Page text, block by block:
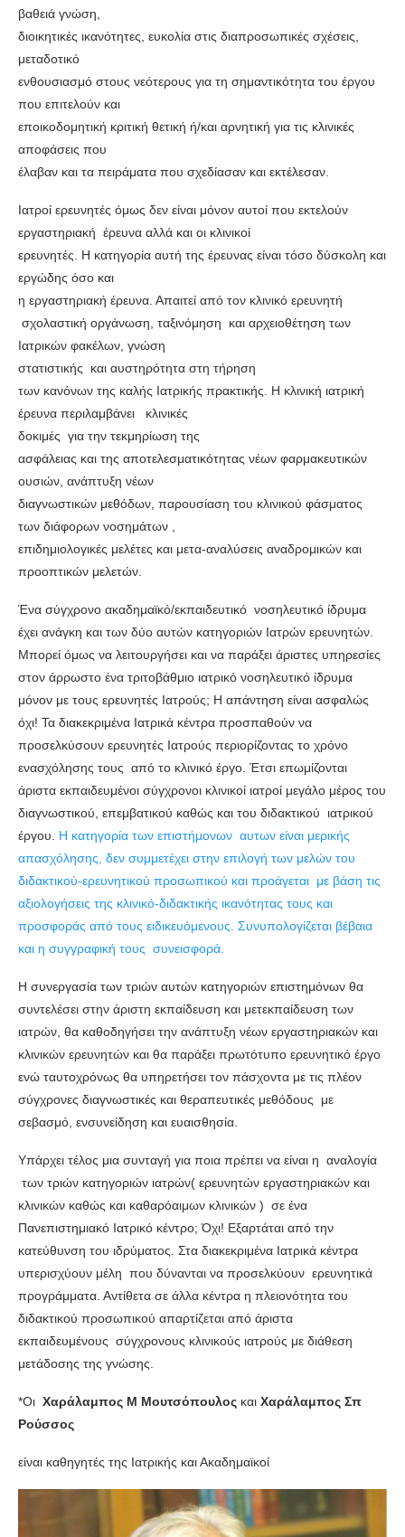
βαθειά γνώση,
διοικητικές ικανότητες, ευκολία στις διαπροσωπικές σχέσεις,
μεταδοτικό
ενθουσιασμό στους νεότερους για τη σημαντικότητα του έργου
που επιτελούν και
εποικοδομητική κριτική θετική ή/και αρνητική για τις κλινικές
αποφάσεις που
έλαβαν και τα πειράματα που σχεδίασαν και εκτέλεσαν.
Ιατροί ερευνητές όμως δεν είναι μόνον αυτοί που εκτελούν
εργαστηριακή έρευνα αλλά και οι κλινικοί
ερευνητές. Η κατηγορία αυτή της έρευνας είναι τόσο δύσκολη και
εργώδης όσο και
η εργαστηριακή έρευνα. Απαιτεί από τον κλινικό ερευνητή
σχολαστική οργάνωση, ταξινόμηση και αρχειοθέτηση των
Ιατρικών φακέλων, γνώση
στατιστικής και αυστηρότητα στη τήρηση
των κανόνων της καλής Ιατρικής πρακτικής. Η κλινική ιατρική
έρευνα περιλαμβάνει κλινικές
δοκιμές για την τεκμηρίωση της
ασφάλειας και της αποτελεσματικότητας νέων φαρμακευτικών
ουσιών, ανάπτυξη νέων
διαγνωστικών μεθόδων, παρουσίαση του κλινικού φάσματος
των διάφορων νοσημάτων ,
επιδημιολογικές μελέτες και μετα-αναλύσεις αναδρομικών και
προοπτικών μελετών.
Ένα σύγχρονο ακαδημαϊκό/εκπαιδευτικό νοσηλευτικό ίδρυμα
έχει ανάγκη και των δύο αυτών κατηγοριών Ιατρών ερευνητών.
Μπορεί όμως να λειτουργήσει και να παράξει άριστες υπηρεσίες
στον άρρωστο ένα τριτοβάθμιο ιατρικό νοσηλευτικό ίδρυμα
μόνον με τους ερευνητές Ιατρούς; Η απάντηση είναι ασφαλώς
όχι! Τα διακεκριμένα Ιατρικά κέντρα προσπαθούν να
προσελκύσουν ερευνητές Ιατρούς περιορίζοντας το χρόνο
ενασχόλησης τους από το κλινικό έργο. Έτσι επωμίζονται
άριστα εκπαιδευμένοι σύγχρονοι κλινικοί ιατροί μεγάλο μέρος του
διαγνωστικού, επεμβατικού καθώς και του διδακτικού ιατρικού
έργου. H κατηγορία των επιστήμονων αυτων είναι μερικής
απασχόλησης, δεν συμμετέχει στην επιλογή των μελών του
διδακτικού-ερευνητικού προσωπικού και προάγεται με βάση τις
αξιολογήσεις της κλινικό-διδακτικής ικανότητας τους και
προσφοράς από τους ειδικευόμενους. Συνυπολογίζεται βέβαια
και η συγγραφική τους συνεισφορά.
Η συνεργασία των τριών αυτών κατηγοριών επιστημόνων θα
συντελέσει στην άριστη εκπαίδευση και μετεκπαίδευση των
ιατρών, θα καθοδηγήσει την ανάπτυξη νέων εργαστηριακών και
κλινικών ερευνητών και θα παράξει πρωτότυπο ερευνητικό έργο
ενώ ταυτοχρόνως θα υπηρετήσει τον πάσχοντα με τις πλέον
σύγχρονες διαγνωστικές και θεραπευτικές μεθόδους με
σεβασμό, ενσυνείδηση και ευαισθησία.
Υπάρχει τέλος μια συνταγή για ποια πρέπει να είναι η αναλογία
των τριών κατηγοριών ιατρών( ερευνητών εργαστηριακών και
κλινικών καθώς και καθαρόαιμων κλινικών ) σε ένα
Πανεπιστημιακό Ιατρικό κέντρο; Όχι! Εξαρτάται από την
κατεύθυνση του ιδρύματος. Στα διακεκριμένα Ιατρικά κέντρα
υπερισχύουν μέλη που δύνανται να προσελκύουν ερευνητικά
προγράμματα. Αντίθετα σε άλλα κέντρα η πλειονότητα του
διδακτικού προσωπικού απαρτίζεται από άριστα
εκπαιδευμένους σύγχρονους κλινικούς ιατρούς με διάθεση
μετάδοσης της γνώσης.
*Οι Χαράλαμπος Μ Μουτσόπουλος και Χαράλαμπος Σπ
Ρούσσος
είναι καθηγητές της Ιατρικής και Ακαδημαϊκοί